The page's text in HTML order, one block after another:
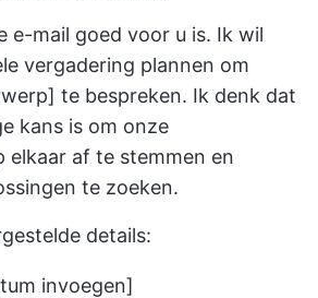
e-mail goed voor u is. Ik wil
vergadering plannen om
te bespreken. Ik denk dat
kans is om onze
elkaar af te stemmen en
te zoeken.
details:
invoegen]